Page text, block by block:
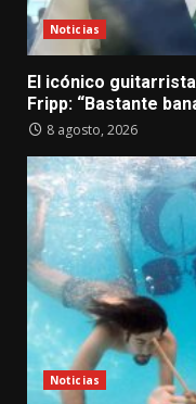
Noticias
El icónico
Fripp: “Bastante
8 agosto, 2026
Noticias